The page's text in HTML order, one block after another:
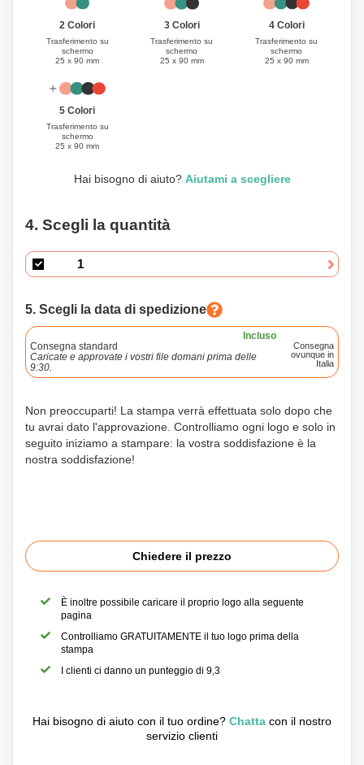
2 Colori
Trasferimento su
schermo
25 x 90 mm
3 Colori
Trasferimento su
schermo
25 x 90 mm
4 Colori
Trasferimento su
schermo
25 x 90 mm
5 Colori
Trasferimento su
schermo
25 x 90 mm
Hai bisogno di aiuto? Aiutami a scegliere
4. Scegli la quantità
5. Scegli la data di spedizione
Incluso
Consegna standard
Caricate e approvate i vostri file domani prima delle
9:30.
Consegna
ovunque in
Italia
Non preoccuparti! La stampa verrà effettuata solo dopo che
tu avrai dato l'approvazione. Controlliamo ogni logo e solo in
seguito iniziamo a stampare: la vostra soddisfazione è la
nostra soddisfazione!
Chiedere il prezzo
È inoltre possibile caricare il proprio logo alla seguente
pagina
Controlliamo GRATUITAMENTE il tuo logo prima della
stampa
I clienti ci danno un punteggio di 9,3
Hai bisogno di aiuto con il tuo ordine? Chatta con il nostro
servizio clienti